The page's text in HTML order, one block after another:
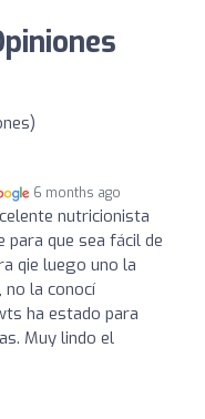
6 months ago
nutricionista
que sea fácil de
qie luego uno la
no la conocí
ha estado para
Muy lindo el